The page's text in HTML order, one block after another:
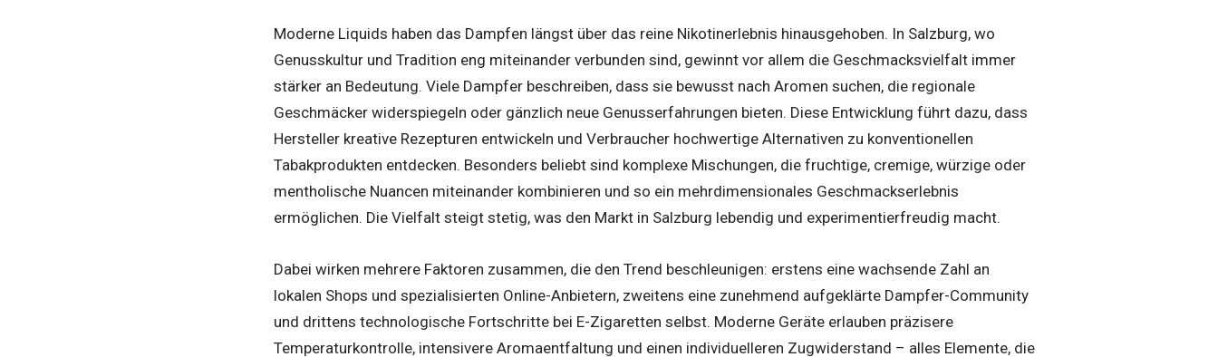
Moderne Liquids haben das Dampfen längst über das reine Nikotinerlebnis hinausgehoben. In Salzburg, wo
Genusskultur und Tradition eng miteinander verbunden sind, gewinnt vor allem die Geschmacksvielfalt immer
stärker an Bedeutung. Viele Dampfer beschreiben, dass sie bewusst nach Aromen suchen, die regionale
Geschmäcker widerspiegeln oder gänzlich neue Genusserfahrungen bieten. Diese Entwicklung führt dazu, dass
Hersteller kreative Rezepturen entwickeln und Verbraucher hochwertige Alternativen zu konventionellen
Tabakprodukten entdecken. Besonders beliebt sind komplexe Mischungen, die fruchtige, cremige, würzige oder
mentholische Nuancen miteinander kombinieren und so ein mehrdimensionales Geschmackserlebnis
ermöglichen. Die Vielfalt steigt stetig, was den Markt in Salzburg lebendig und experimentierfreudig macht.
Dabei wirken mehrere Faktoren zusammen, die den Trend beschleunigen: erstens eine wachsende Zahl an
lokalen Shops und spezialisierten Online-Anbietern, zweitens eine zunehmend aufgeklärte Dampfer-Community
und drittens technologische Fortschritte bei E-Zigaretten selbst. Moderne Geräte erlauben präzisere
Temperaturkontrolle, intensivere Aromaentfaltung und einen individuelleren Zugwiderstand – alles Elemente, die